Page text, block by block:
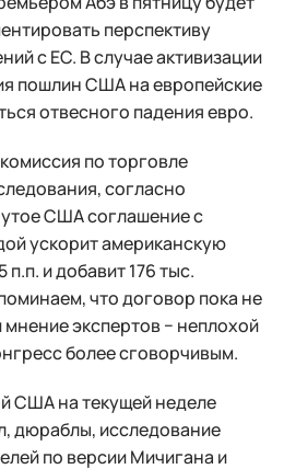
перспективу
с ЕС. В случае активизации
пошлин США на европейские
отвесного падения евро.
по торговле
согласно
США соглашение с
ускорит американскую
и добавит 176 тыс.
что договор пока не
экспертов − неплохой
более сговорчивым.
США на текущей неделе
дюраблы, исследование
по версии Мичигана и